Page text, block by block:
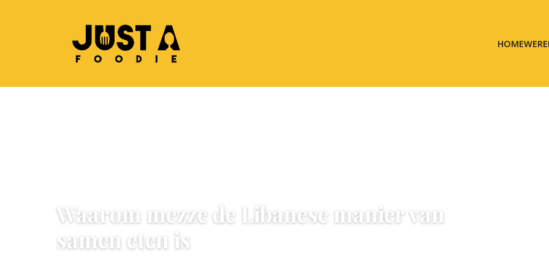
HOME
Waarom mezze de Libanese manier van
samen eten is